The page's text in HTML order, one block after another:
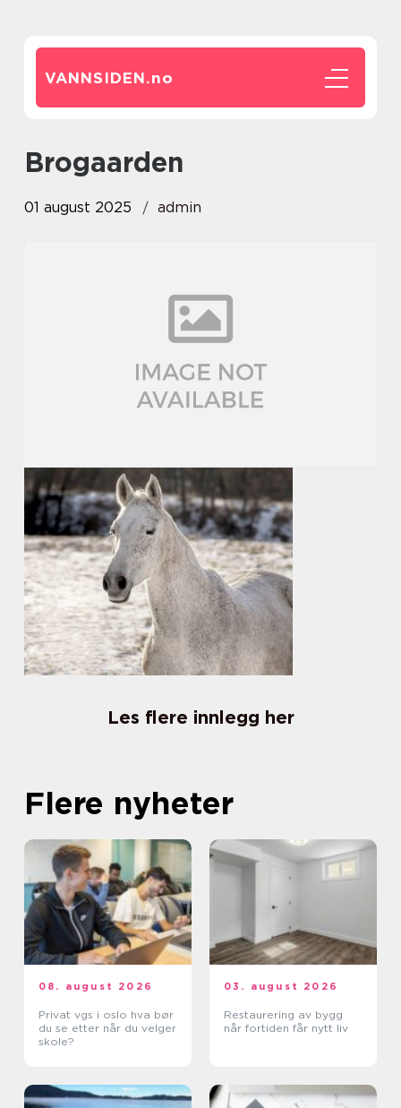
VANNSIDEN.no
Brogaarden
01 august 2025 admin
Les flere innlegg her
Flere nyheter
08. august 2026
Privat vgs i oslo hva bør
du se etter når du velger
skole?
03. august 2026
Restaurering av bygg
når fortiden får nytt liv